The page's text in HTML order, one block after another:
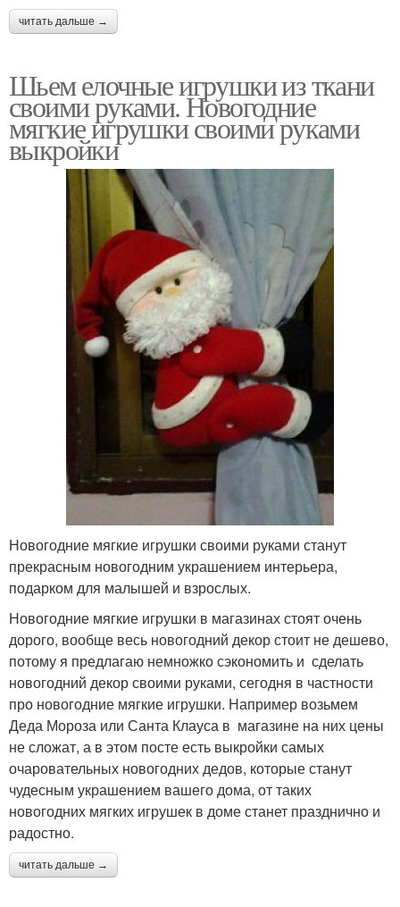
читать дальше →
Шьем елочные игрушки из ткани
своими руками. Новогодние
мягкие игрушки своими руками
выкройки
Новогодние мягкие игрушки своими руками станут
прекрасным новогодним украшением интерьера,
подарком для малышей и взрослых.
Новогодние мягкие игрушки в магазинах стоят очень
дорого, вообще весь новогодний декор стоит не дешево,
потому я предлагаю немножко сэкономить и сделать
новогодний декор своими руками, сегодня в частности
про новогодние мягкие игрушки. Например возьмем
Деда Мороза или Санта Клауса в магазине на них цены
не сложат, а в этом посте есть выкройки самых
очаровательных новогодних дедов, которые станут
чудесным украшением вашего дома, от таких
новогодних мягких игрушек в доме станет празднично и
радостно.
читать дальше →